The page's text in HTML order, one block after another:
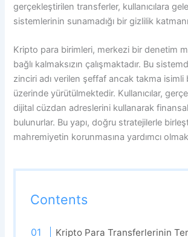
gerçekleştirilen transferler, kullanıcılara
sistemlerinin sunamadığı bir gizlilik
Kripto para birimleri, merkezi bir denetim
bağlı kalmaksızın çalışmaktadır. Bu
zinciri adı verilen şeffaf ancak takma isimli
üzerinde yürütülmektedir. Kullanıcılar,
dijital cüzdan adreslerini kullanarak
bulunurlar. Bu yapı, doğru stratejilerle
mahremiyetin korunmasına yardımcı
Contents
Kripto Para Transferlerinin